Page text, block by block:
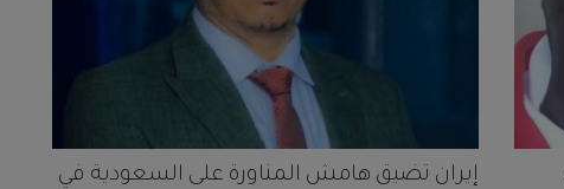
إيران تضيق هامش المناورة على السعودية في